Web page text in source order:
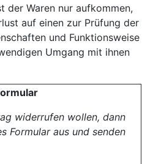
der Waren nur aufkommen,
auf einen zur Prüfung der
und Funktionsweise
Umgang mit ihnen
widerrufen wollen, dann
Formular aus und senden